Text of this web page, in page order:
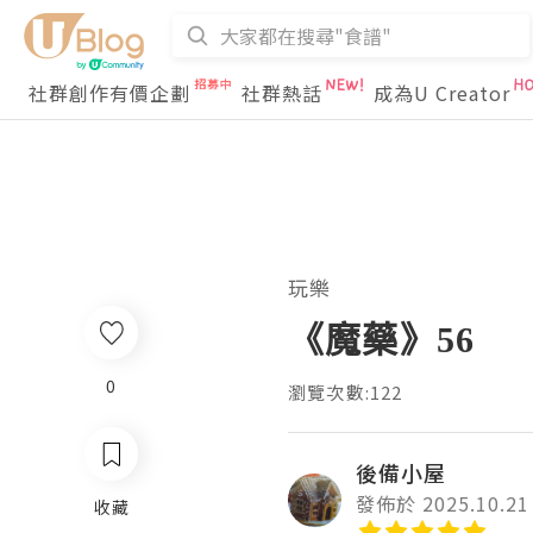
社群創作有價企劃 社群熱話 成為U Creator
玩樂
《魔藥》56
瀏覽次數:122
後備小屋
發佈於 2025.10.21
0
收藏